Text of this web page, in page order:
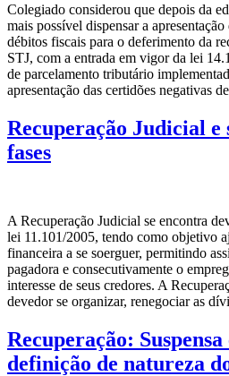
Colegiado considerou que depois da
mais possível dispensar a
débitos fiscais para o deferimento da
STJ, com a entrada em vigor da lei
de parcelamento tributário
apresentação das certidões negativas
Recuperação Judicial e
fases
A Recuperação Judicial se encontra
lei 11.101/2005, tendo como objetivo
financeira a se soerguer, permitindo
pagadora e consecutivamente o
interesse de seus credores. A
devedor se organizar, renegociar as
Recuperação: Suspensa
definição de natureza